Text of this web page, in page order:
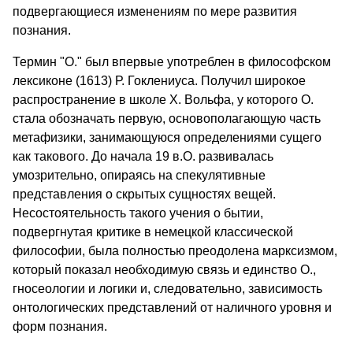
подвергающиеся изменениям по мере развития
познания.
Термин "О." был впервые употреблен в философском
лексиконе (1613) Р. Гоклениуса. Получил широкое
распространение в школе Х. Вольфа, у которого О.
стала обозначать первую, основополагающую часть
метафизики, занимающуюся определениями сущего
как такового. До начала 19 в.О. развивалась
умозрительно, опираясь на спекулятивные
представления о скрытых сущностях вещей.
Несостоятельность такого учения о бытии,
подвергнутая критике в немецкой классической
философии, была полностью преодолена марксизмом,
который показал необходимую связь и единство О.,
гносеологии и логики и, следовательно, зависимость
онтологических представлений от наличного уровня и
форм познания.